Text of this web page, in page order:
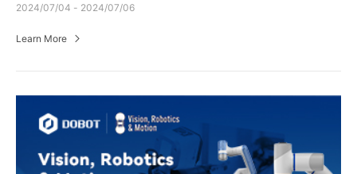
2024/07/04 - 2024/07/06
Learn More